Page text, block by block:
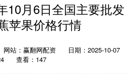
10月6日全国主要批发
苹果价格行情
网站：赢翻网配资
日期：2025-10-07
查看：147